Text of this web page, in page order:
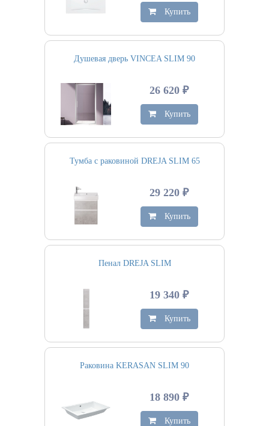
Купить
Душевая дверь VINCEA SLIM 90
26 620 ₽
Купить
Тумба с раковиной DREJA SLIM 65
29 220 ₽
Купить
Пенал DREJA SLIM
19 340 ₽
Купить
Раковина KERASAN SLIM 90
18 890 ₽
Купить